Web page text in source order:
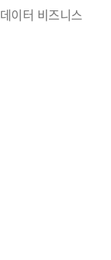
이터 비즈니스